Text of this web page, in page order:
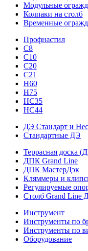
Модульные
Колпаки на столб
Временные
Профнастил
С8
С10
С20
С21
H60
H75
HС35
НС44
ДЭ Стандарт и
Стандартные ДЭ
Террасная доска
ДПК Grand Line
ДПК МастерДэк
Кляммеры и
Регулируемые
Столб Grand Line
Инструмент
Инструменты по
Инструменты по
Оборудование